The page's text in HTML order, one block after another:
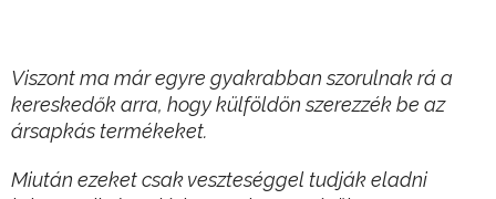
Viszont ma már egyre gyakrabban szorulnak rá a
kereskedők arra, hogy külföldön szerezzék be az
ársapkás termékeket.
Miután ezeket csak veszteséggel tudják eladni